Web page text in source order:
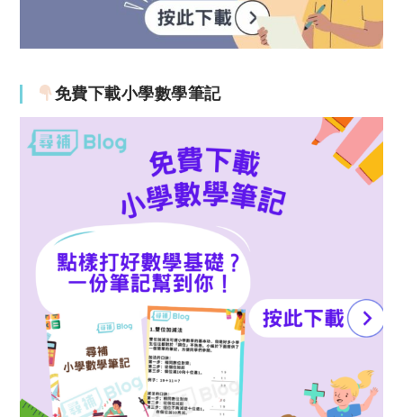
免費下載小學數學筆記